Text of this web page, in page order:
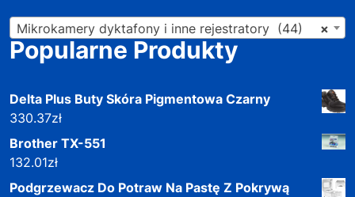
×
Mikrokamery dyktafony i inne rejestratory (44)
Popularne Produkty
Delta Plus Buty Skóra Pigmentowa Czarny
330.37zł
Brother TX-551
132.01zł
Podgrzewacz Do Potraw Na Pastę Z Pokrywą